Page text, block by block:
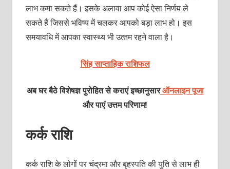
लाभ कमा सकते हैं। इसके अलावा आप कोई ऐसा निर्णय ले
सकते हैं जिससे भविष्‍य में चलकर आपको बड़ा लाभ हो। इस
समयावधि में आपका स्‍वास्‍थ्‍य भी उत्‍तम रहने वाला है।
सिंह साप्ताहिक राशिफल
अब घर बैठे विशेषज्ञ पुरोहित से कराएं इच्छानुसारऑनलाइन पूजा
और पाएं उत्तम परिणाम!
कर्क राशि
कर्क राशि के लोगों पर चंद्रमा और बृहस्‍पति की युति से लाभ ही